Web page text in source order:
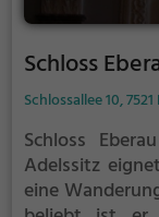
Schloss
Schlossallee 10,
Schloss
Adelssitz
eine